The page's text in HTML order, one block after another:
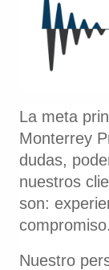
La meta
Monterrey
dudas,
nuestros
son:
compromiso.
Nuestro